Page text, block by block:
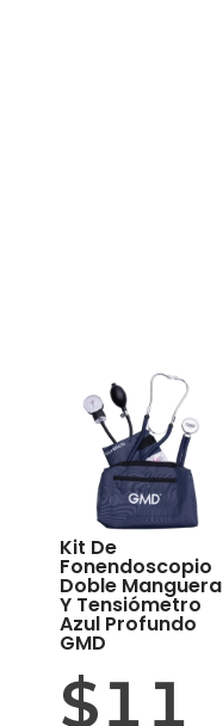
Kit De
Fonendoscopio
Doble Manguera
Y Tensiómetro
Azul Profundo
GMD
$11